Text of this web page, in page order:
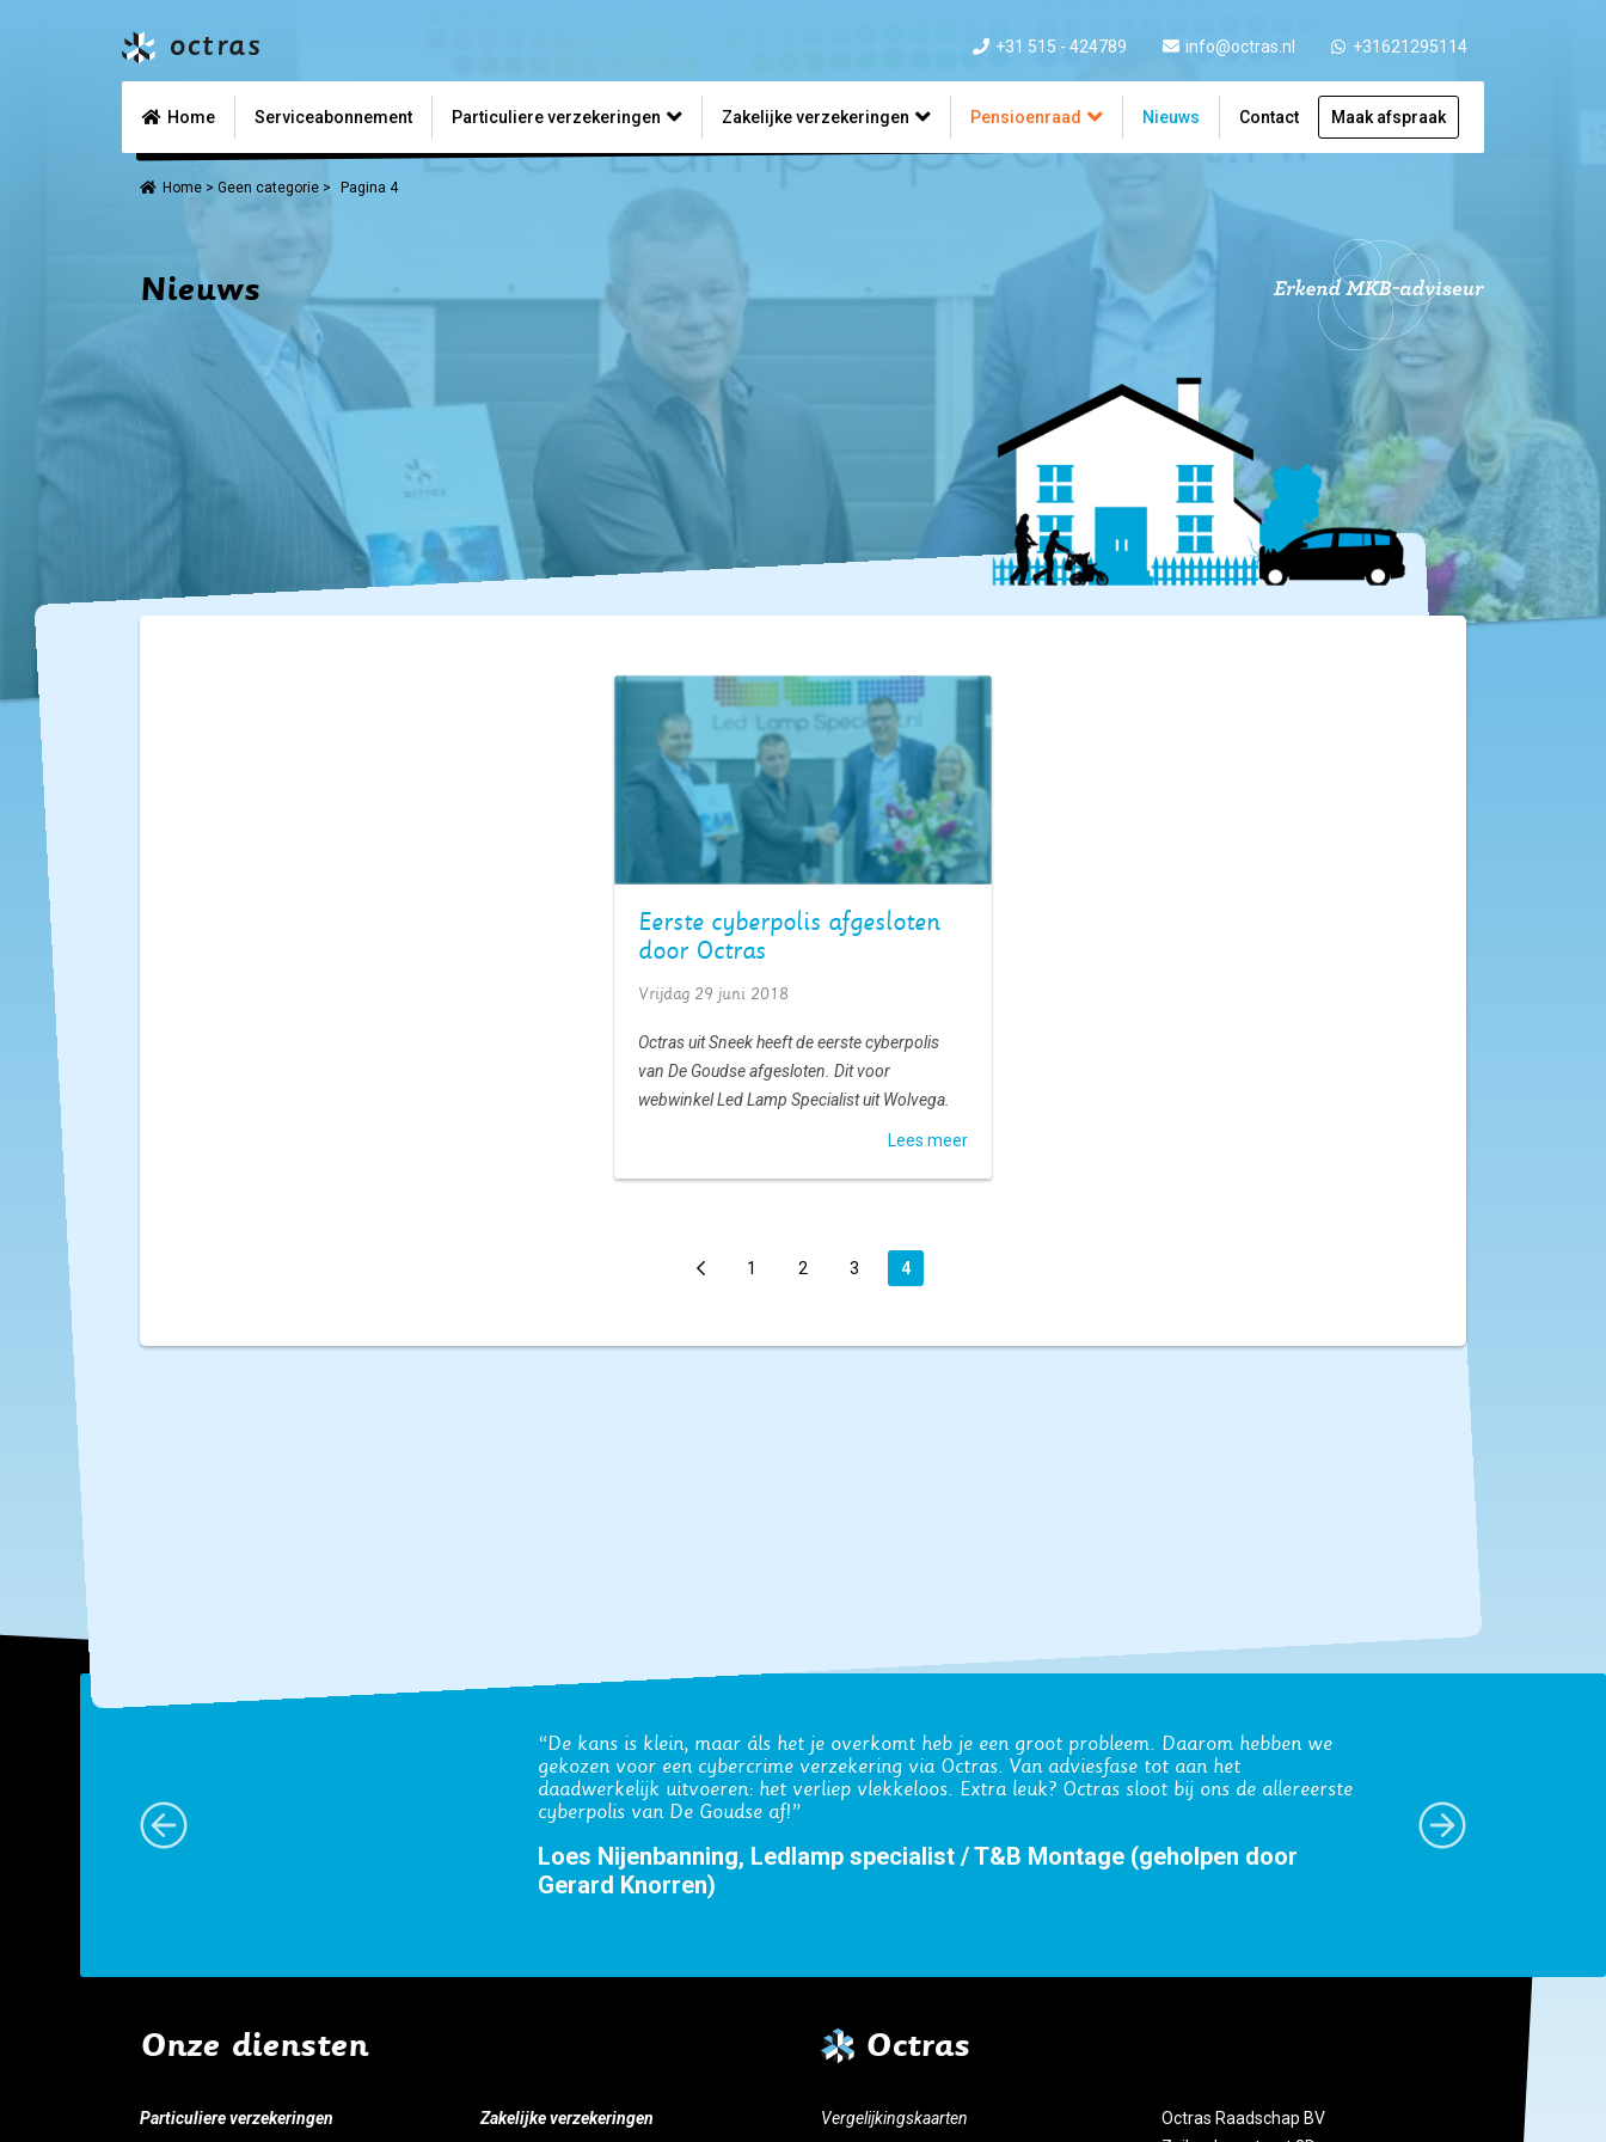
+31 515 - 424789 info@octras.nl +31621295114
Home Serviceabonnement Particuliere verzekeringen Zakelijke verzekeringen Pensioenraad Nieuws Contact Maak afspraak
Home > Geen categorie > Pagina 4
Nieuws
Eerste cyberpolis afgesloten
door Octras
Vrijdag 29 juni 2018
Octras uit Sneek heeft de eerste cyberpolis
van De Goudse afgesloten. Dit voor
webwinkel Led Lamp Specialist uit Wolvega.
Lees meer
1 2 3 4
“Onze zakelijke verzekeringen lopen al jaren via Octras. De transparante werkwijze en het
werken in abonnementsvorm schept vertrouwen.”
Rudmer Bosma, Medidis (geholpen door Wilhelm de Haas)
Onze diensten
Particuliere verzekeringen Zakelijke verzekeringen
Octras
Vergelijkingskaarten
Octras Raadschap BV